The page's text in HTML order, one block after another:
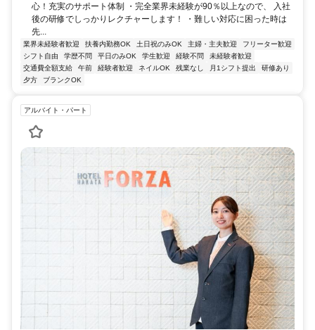
心！充実のサポート体制 ・完全業界未経験が90％以上なので、 入社
後の研修でしっかりレクチャーします！ ・難しい対応に困った時は
先...
業界未経験者歓迎 扶養内勤務OK 土日祝のみOK 主婦・主夫歓迎
フリーター歓迎
シフト自由
学歴不問 平日のみOK 学生歓迎 経験不問
未経験者歓迎
交通費全額支給
午前 経験者歓迎 ネイルOK 残業なし 月1シフト提出
研修あり
夕方
ブランクOK
アルバイト・パート